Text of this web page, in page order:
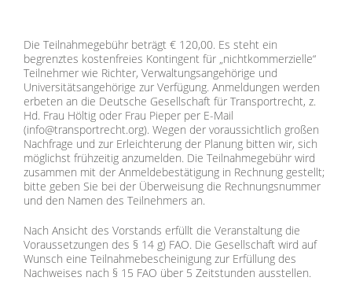
Die Teilnahmegebühr beträgt € 120,00. Es steht ein
begrenztes kostenfreies Kontingent für „nichtkommerzielle“
Teilnehmer wie Richter, Verwaltungsangehörige und
Universitätsangehörige zur Verfügung. Anmeldungen werden
erbeten an die Deutsche Gesellschaft für Transportrecht, z.
Hd. Frau Höltig oder Frau Pieper per E-Mail
(info@transportrecht.org). Wegen der voraussichtlich großen
Nachfrage und zur Erleichterung der Planung bitten wir, sich
möglichst frühzeitig anzumelden. Die Teilnahmegebühr wird
zusammen mit der Anmeldebestätigung in Rechnung gestellt;
bitte geben Sie bei der Überweisung die Rechnungsnummer
und den Namen des Teilnehmers an.
Nach Ansicht des Vorstands erfüllt die Veranstaltung die
Voraussetzungen des § 14 g) FAO. Die Gesellschaft wird auf
Wunsch eine Teilnahmebescheinigung zur Erfüllung des
Nachweises nach § 15 FAO über 5 Zeitstunden ausstellen.